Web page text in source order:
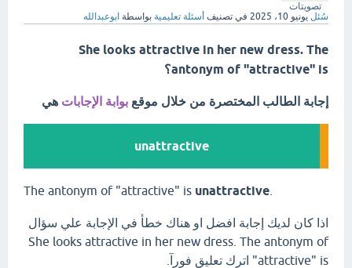
تصويتات
سُئل يونيو 10، 2025 في تصنيف أسئلة تعليمية بواسطة ابوعبدالله
She looks attractive in her new dress. The
antonym of "attractive" is؟
إجابة الطالب المختصرة من خلال موقع بوابة الإجابات هي
unattractive
The antonym of "attractive" is unattractive
اذا كان لديك إجابة افضل او هناك خطأ في الإجابة علي سؤال
She looks attractive in her new dress. The antonym of
"attractive" is اترك تعليق فورآ.